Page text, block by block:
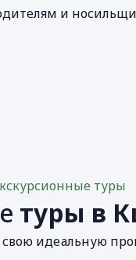
и
туры
туры в
идеальную